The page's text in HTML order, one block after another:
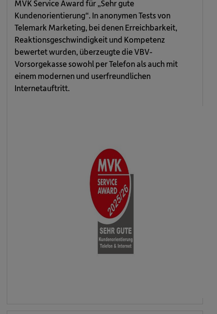
MVK Service Award für „Sehr gute
Kundenorientierung“. In anonymen Tests von
Telemark Marketing, bei denen Erreichbarkeit,
Reaktionsgeschwindigkeit und Kompetenz
bewertet wurden, überzeugte die VBV-
Vorsorgekasse sowohl per Telefon als auch mit
einem modernen und userfreundlichen
Internetauftritt.